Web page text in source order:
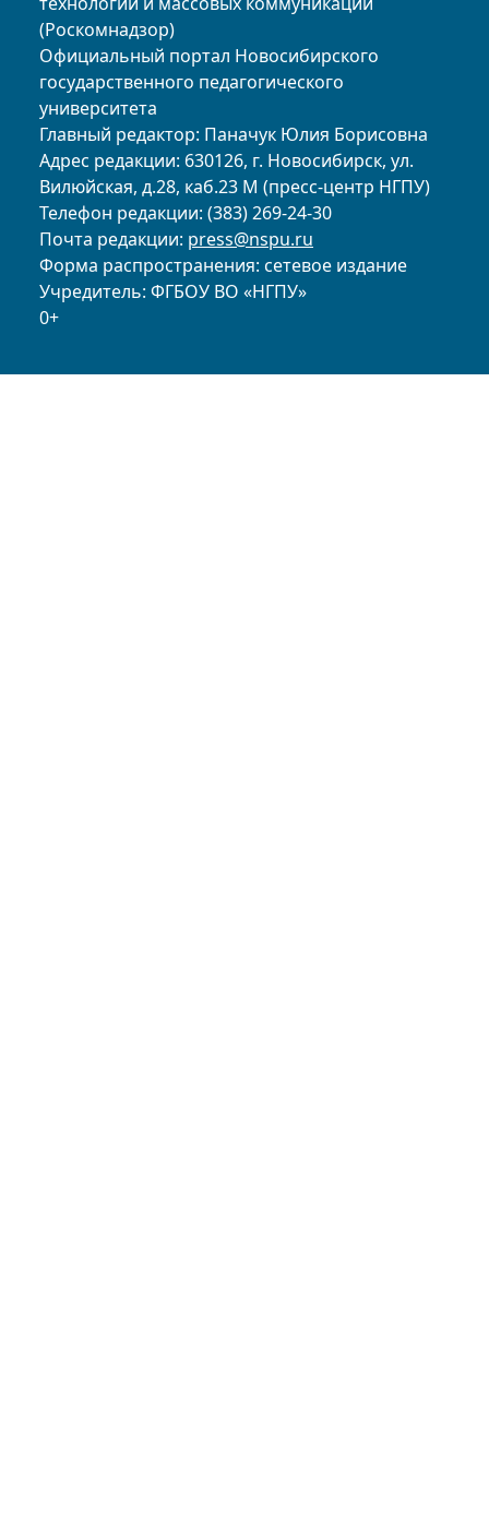
(Роскомнадзор)
Официальный портал Новосибирского
государственного педагогического
университета
Главный редактор: Паначук Юлия Борисовна
Адрес редакции: 630126, г. Новосибирск, ул.
Вилюйская, д.28, каб.23 М (пресс-центр НГПУ)
Телефон редакции: (383) 269-24-30
Почта редакции: press@nspu.ru
Форма распространения: сетевое издание
Учредитель: ФГБОУ ВО «НГПУ»
0+